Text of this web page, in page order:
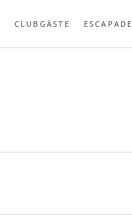
CLUBGÄSTE ESCAPADE